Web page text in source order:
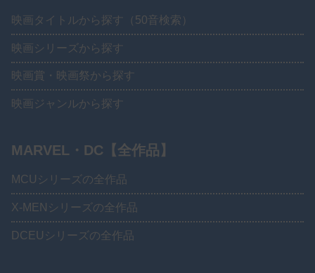
映画タイトルから探す（50音検索）
映画シリーズから探す
映画賞・映画祭から探す
映画ジャンルから探す
MARVEL・DC【全作品】
MCUシリーズの全作品
X-MENシリーズの全作品
DCEUシリーズの全作品